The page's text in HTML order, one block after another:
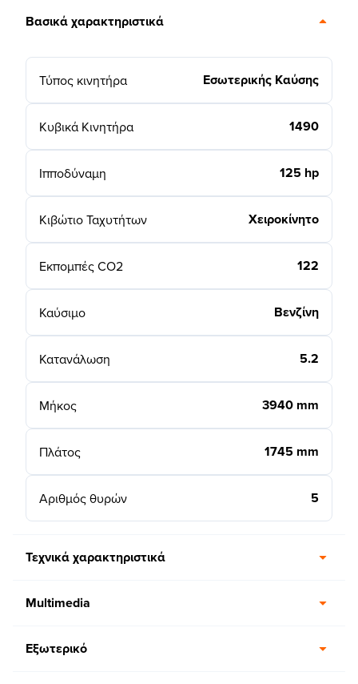
Βασικά χαρακτηριστικά
Τύπος κινητήρα Εσωτερικής Καύσης
Κυβικά Κινητήρα 1490
Ιπποδύναμη 125 hp
Κιβώτιο Ταχυτήτων Χειροκίνητο
Εκπομπές CO2 122
Καύσιμο Βενζίνη
Κατανάλωση 5.2
Μήκος 3940 mm
Πλάτος 1745 mm
Αριθμός θυρών 5
Τεχνικά χαρακτηριστικά
Multimedia
Εξωτερικό